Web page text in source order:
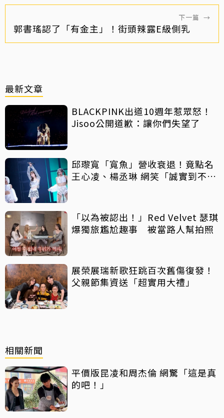
下一篇 →
郭書瑤認了「有金主」！街頭辣露E級側乳
最新文章
BLACKPINK出道10週年惹眾怒！
Jisoo公開道歉：讓你們失望了
邱瓈寬「寬魚」營收衰退！竟點名
王心凌、楊丞琳 網笑「誠實到不
「以為被認出！」Red Velvet 瑟琪
爆獨旅尷尬趣事 被當路人幫拍照
展榮展瑞新歌狂跳百次舊傷復發！
父親節集資送「超實用大禮」
相關新聞
平價版昆凌和周杰倫 網驚「這是真
的吧！」